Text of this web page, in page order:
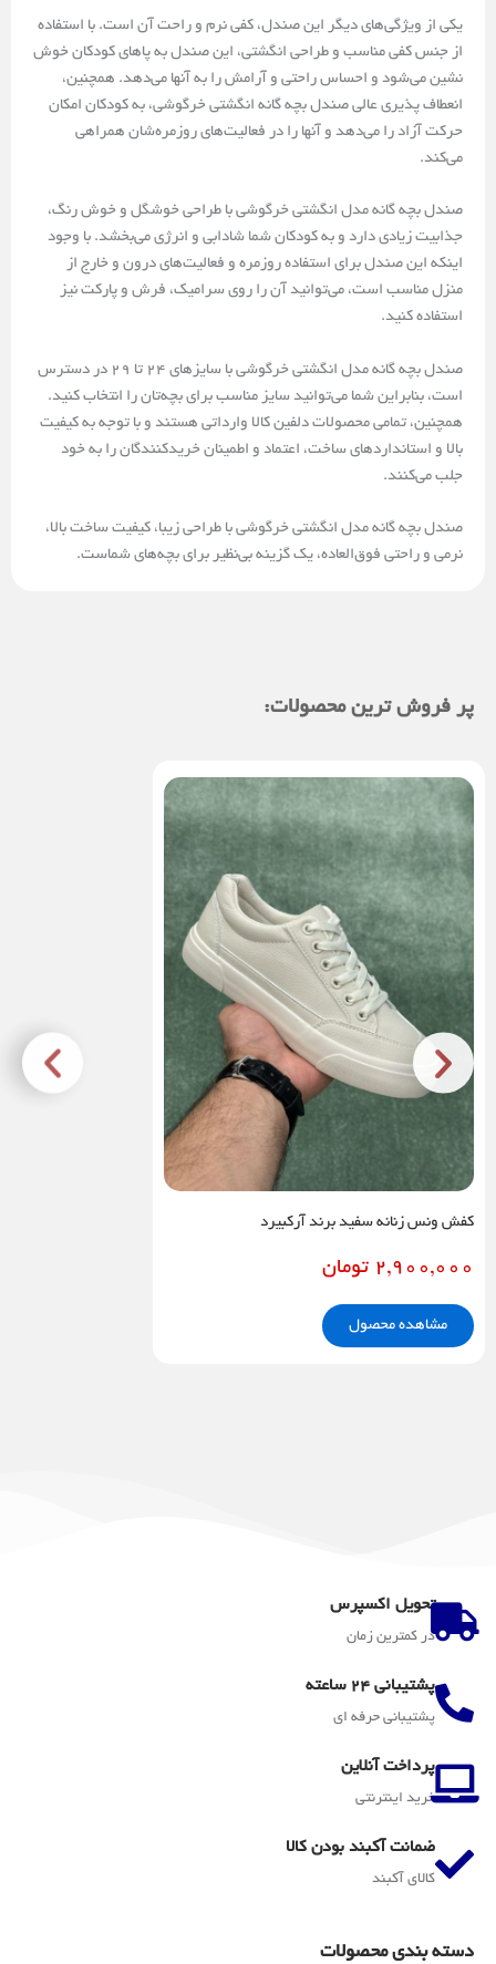
یکی از ویژگی‌های دیگر این صندل، کفی نرم و راحت آن است. با استفاده
از جنس کفی مناسب و طراحی انگشتی، این صندل به پاهای کودکان خوش
نشین می‌شود و احساس راحتی و آرامش را به آنها می‌دهد. همچنین،
انعطاف پذیری عالی صندل بچه گانه انگشتی خرگوشی، به کودکان امکان
حرکت آزاد را می‌دهد و آنها را در فعالیت‌های روزمره‌شان همراهی
می‌کند.
صندل بچه گانه مدل انگشتی خرگوشی با طراحی خوشگل و خوش رنگ،
جذابیت زیادی دارد و به کودکان شما شادابی و انرژی می‌بخشد. با وجود
اینکه این صندل برای استفاده روزمره و فعالیت‌های درون و خارج از
منزل مناسب است، می‌توانید آن را روی سرامیک، فرش و پارکت نیز
استفاده کنید.
صندل بچه گانه مدل انگشتی خرگوشی با سایزهای 24 تا 29 در دسترس
است، بنابراین شما می‌توانید سایز مناسب برای بچه‌تان را انتخاب کنید.
همچنین، تمامی محصولات دلفین کالا وارداتی هستند و با توجه به کیفیت
بالا و استانداردهای ساخت، اعتماد و اطمینان خریدکنندگان را به خود
جلب می‌کنند.
صندل بچه گانه مدل انگشتی خرگوشی با طراحی زیبا، کیفیت ساخت بالا،
نرمی و راحتی فوق‌العاده، یک گزینه بی‌نظیر برای بچه‌های شماست.
پر فروش ترین محصولات:
کفش ونس زنانه سفید برند آرکبیرد
2,900,000 تومان
مشاهده محصول
تحویل اکسپرس
در کمترین زمان
پشتیبانی 24 ساعته
پشتیبانی حرفه ای
پرداخت آنلاین
خرید اینترنتی
ضمانت آکبند بودن کالا
کالای آکبند
دسته بندی محصولات